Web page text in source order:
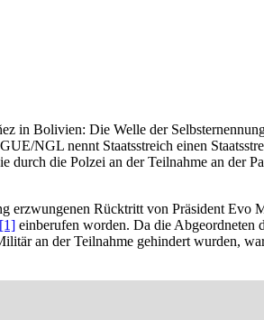
in Bolivien: Die Welle der
NGL nennt Staatsstreich einen
die Polzei an der Teilnahme an der
Rücktritt von Präsident Evo
[1] einberufen worden. Da die Abgeordneten
an der Teilnahme gehindert wurden,